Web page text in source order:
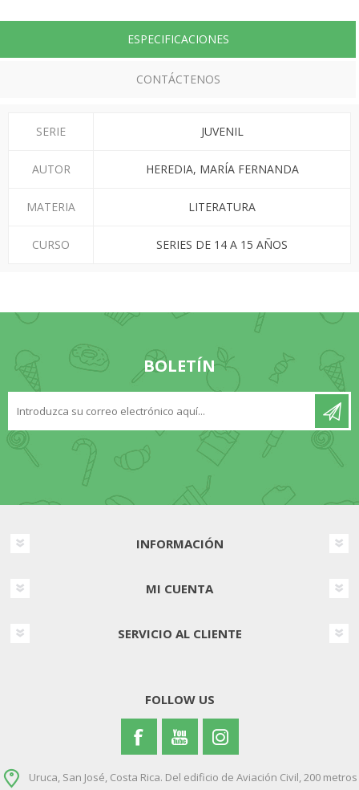
ESPECIFICACIONES
CONTÁCTENOS
SERIE JUVENIL
AUTOR HEREDIA, MARÍA FERNANDA
MATERIA LITERATURA
CURSO SERIES DE 14 A 15 AÑOS
BOLETÍN
INFORMACIÓN
MI CUENTA
SERVICIO AL CLIENTE
FOLLOW US
Uruca, San José, Costa Rica. Del edificio de Aviación Civil, 200 metros